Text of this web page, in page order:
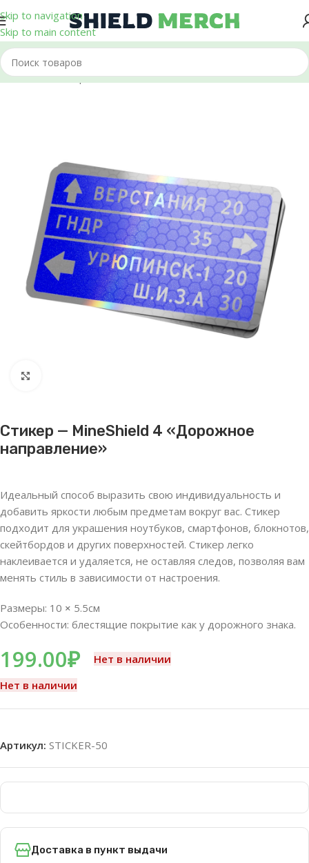
Skip to navigation
Skip to main content
Главная/Стикеры и Наклейки
Стикер — MineShield 4 «Дорожное
направление»
Идеальный способ выразить свою индивидуальность и
добавить яркости любым предметам вокруг вас. Стикер
подходит для украшения ноутбуков, смартфонов, блокнотов,
скейтбордов и других поверхностей. Стикер легко
наклеивается и удаляется, не оставляя следов, позволяя вам
менять стиль в зависимости от настроения.
Размеры: 10 × 5.5см
Особенности: блестящие покрытие как у дорожного знака.
199.00₽
Нет в наличии
Нет в наличии
Артикул: STICKER-50
Доставка в пункт выдачи